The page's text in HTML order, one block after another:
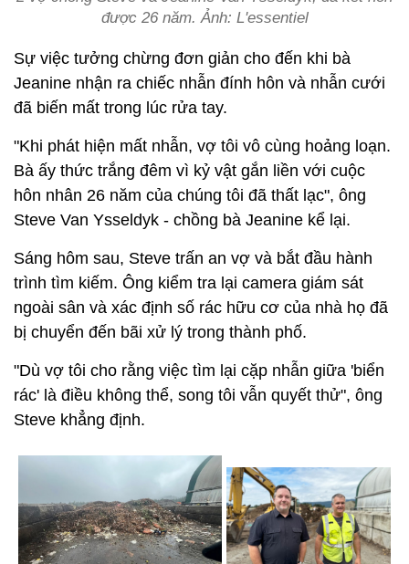
được 26 năm. Ảnh: L'essentiel
Sự việc tưởng chừng đơn giản cho đến khi bà
Jeanine nhận ra chiếc nhẫn đính hôn và nhẫn cưới
đã biến mất trong lúc rửa tay.
"Khi phát hiện mất nhẫn, vợ tôi vô cùng hoảng loạn.
Bà ấy thức trắng đêm vì kỷ vật gắn liền với cuộc
hôn nhân 26 năm của chúng tôi đã thất lạc", ông
Steve Van Ysseldyk - chồng bà Jeanine kể lại.
Sáng hôm sau, Steve trấn an vợ và bắt đầu hành
trình tìm kiếm. Ông kiểm tra lại camera giám sát
ngoài sân và xác định số rác hữu cơ của nhà họ đã
bị chuyển đến bãi xử lý trong thành phố.
"Dù vợ tôi cho rằng việc tìm lại cặp nhẫn giữa 'biển
rác' là điều không thể, song tôi vẫn quyết thử", ông
Steve khẳng định.